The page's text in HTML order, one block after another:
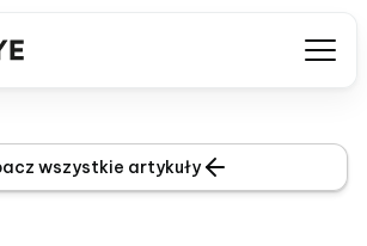
wszystkie artykuły